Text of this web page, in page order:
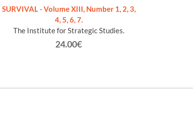
SURVIVAL - Volume XIII, Number 1, 2, 3,
4, 5, 6, 7.
The Institute for Strategic Studies.
24.00€